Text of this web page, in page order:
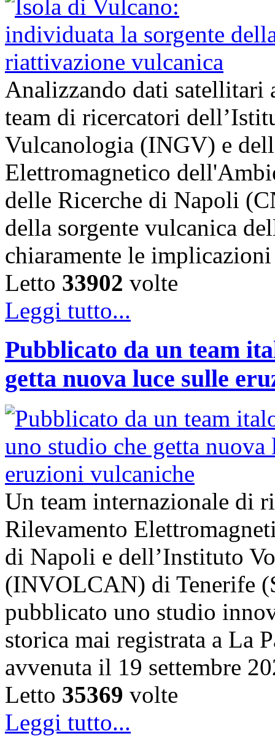
Analizzando dati satellitari
team di ricercatori
Vulcanologia (INGV) e
Elettromagnetico
delle Ricerche di Napoli
della sorgente vulcanica
chiaramente le
Letto 33902 volte
Leggi tutto...
Pubblicato da un team
getta nuova luce sulle
Un team internazionale di
Rilevamento
di Napoli e dell’Instituto
(INVOLCAN) di Tenerife
pubblicato uno studio
storica mai registrata a La
avvenuta il 19 settembre
Letto 35369 volte
Leggi tutto...